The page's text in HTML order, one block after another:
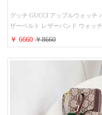
グッチ GUCCI アップルウォッチ
ザーベルト レザーバンド ウォッ
￥ 6660￥8660